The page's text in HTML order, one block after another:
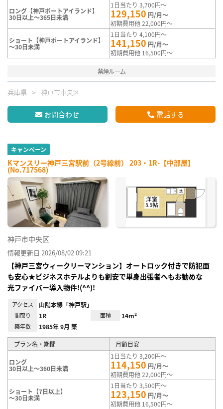
ロング【神戸ポートアイランド】
30日以上～365日未満
1日当たり 3,700円～
129,150 円/月～
初期費用他 22,000円～
ショート【神戸ポートアイランド】
～30日未満
1日当たり 4,100円～
141,150 円/月～
初期費用他 16,500円～
禁煙ルーム
兵庫県 神戸市中央区
お問合わせ 電話する
キャンペーン
Kマンスリー神戸三宮駅前（2号線前） 203・1R-【中部屋】
(No.717568)
神戸市中央区
情報更新日 2026/08/02 09:21
【神戸三宮ウィークリーマンション】オートロック付きで防犯面
も安心★ビジネスホテルよりも割安で単身出張者へもお勧めな
光ファイバー導入物件!(^^)!
アクセス 山陽本線「神戸駅」
間取り 1R 面積 14m²
築年数 1985年 9月 築
プラン名・期間 月額目安
ロング
30日以上～360日未満
1日当たり 3,200円～
114,150 円/月～
初期費用他 22,000円～
ショート【7日以上】
～30日未満
1日当たり 3,500円～
123,150 円/月～
初期費用他 16,500円～